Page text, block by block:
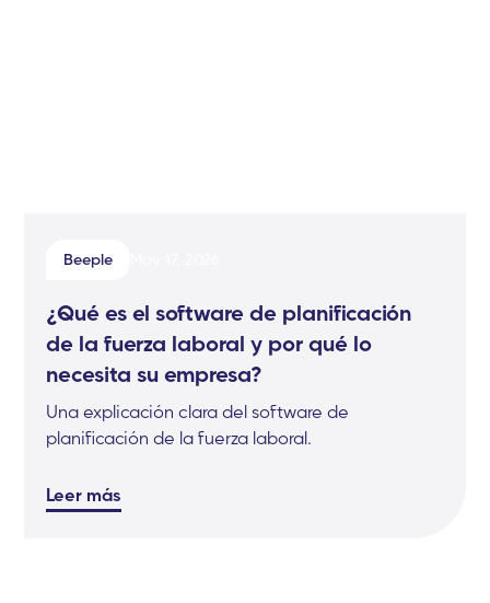
Beeple
¿Qué es el software de planificación
de la fuerza laboral y por qué lo
necesita su empresa?
Una explicación clara del software de
planificación de la fuerza laboral.
Leer más